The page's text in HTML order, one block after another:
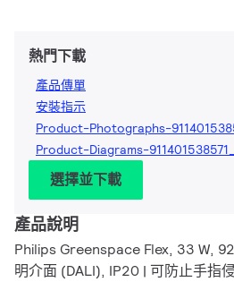
熱門下載
產品傳單
安裝指示
Product-Photographs-
Product-Diagrams-
選擇並下載
產品說明
Philips Greenspace Flex, 33 W,
明介面 (DALI), IP20 | 可防止手指